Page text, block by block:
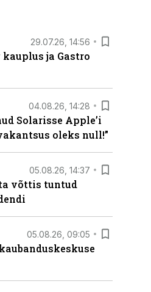
29.07.26, 14:56
kauplus ja Gastro
04.08.26, 14:28
Solarisse Apple’i
oleks null!”
05.08.26, 14:37
võttis tuntud
05.08.26, 09:05